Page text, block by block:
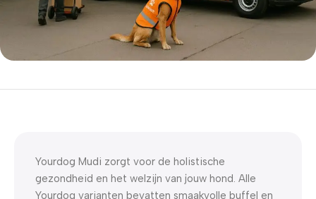
5% korting met code
Yourdog Mudi zorgt voor de holistische
gezondheid en het welzijn van jouw hond. Alle
Yourdog varianten bevatten smaakvolle buffel en